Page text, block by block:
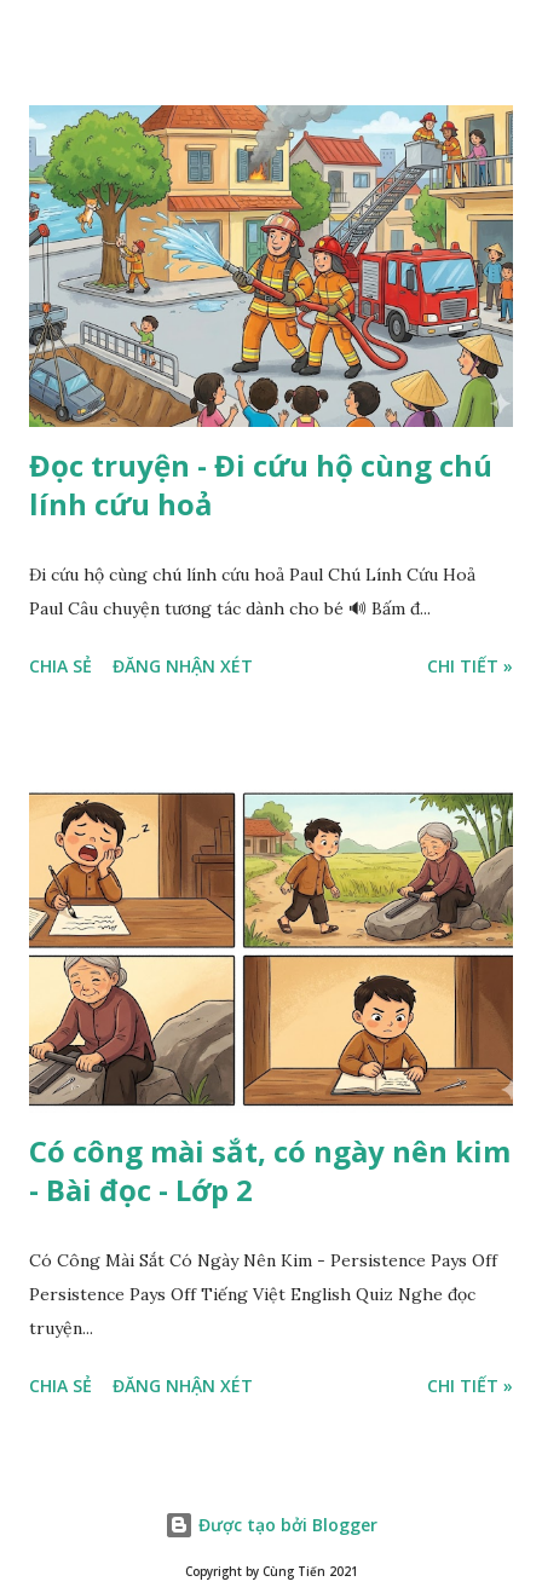
Đọc truyện - Đi cứu hộ cùng chú
lính cứu hoả
Đi cứu hộ cùng chú lính cứu hoả Paul Chú Lính Cứu Hoả
Paul Câu chuyện tương tác dành cho bé 🔊 Bấm đ...
CHIA SẺ ĐĂNG NHẬN XÉT CHI TIẾT »
Có công mài sắt, có ngày nên kim
- Bài đọc - Lớp 2
Có Công Mài Sắt Có Ngày Nên Kim - Persistence Pays Off
Persistence Pays Off Tiếng Việt English Quiz Nghe đọc
truyện...
CHIA SẺ ĐĂNG NHẬN XÉT CHI TIẾT »
Được tạo bởi Blogger
Copyright by Cùng Tiến 2021